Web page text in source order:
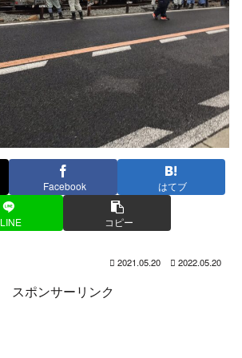
Facebook はてブ
LINE コピー
2021.05.20 2022.05.20
スポンサーリンク